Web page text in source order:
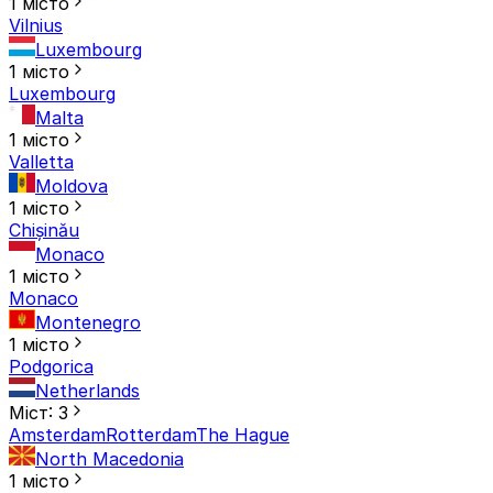
Vilnius
Luxembourg
1 місто
Luxembourg
Malta
1 місто
Valletta
Moldova
1 місто
Chișinău
Monaco
1 місто
Monaco
Montenegro
1 місто
Podgorica
Netherlands
Міст: 3
AmsterdamRotterdamThe Hague
North Macedonia
1 місто